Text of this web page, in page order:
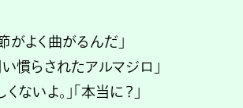
がよく曲がるんだ」
い慣らされたアルマジロ」
ないよ。」「本当に？」